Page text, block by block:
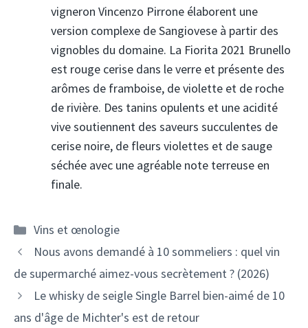
vigneron Vincenzo Pirrone élaborent une
version complexe de Sangiovese à partir des
vignobles du domaine. La Fiorita 2021 Brunello
est rouge cerise dans le verre et présente des
arômes de framboise, de violette et de roche
de rivière. Des tanins opulents et une acidité
vive soutiennent des saveurs succulentes de
cerise noire, de fleurs violettes et de sauge
séchée avec une agréable note terreuse en
finale.
Catégories
Vins et œnologie
Navigation
des
Nous avons demandé à 10 sommeliers : quel vin
de supermarché aimez-vous secrètement ? (2026)
Le whisky de seigle Single Barrel bien-aimé de 10
ans d'âge de Michter's est de retour